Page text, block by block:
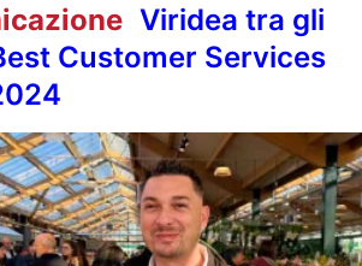
Viridea tra gli
Customer Services